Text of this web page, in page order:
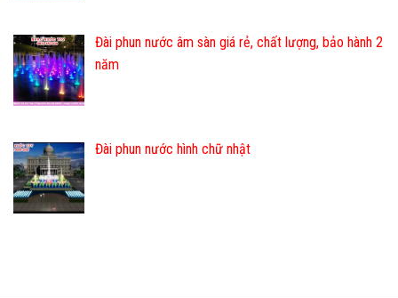
Đài phun nước âm sàn giá rẻ, chất lượng, bảo hành 2
năm
Đài phun nước hình chữ nhật